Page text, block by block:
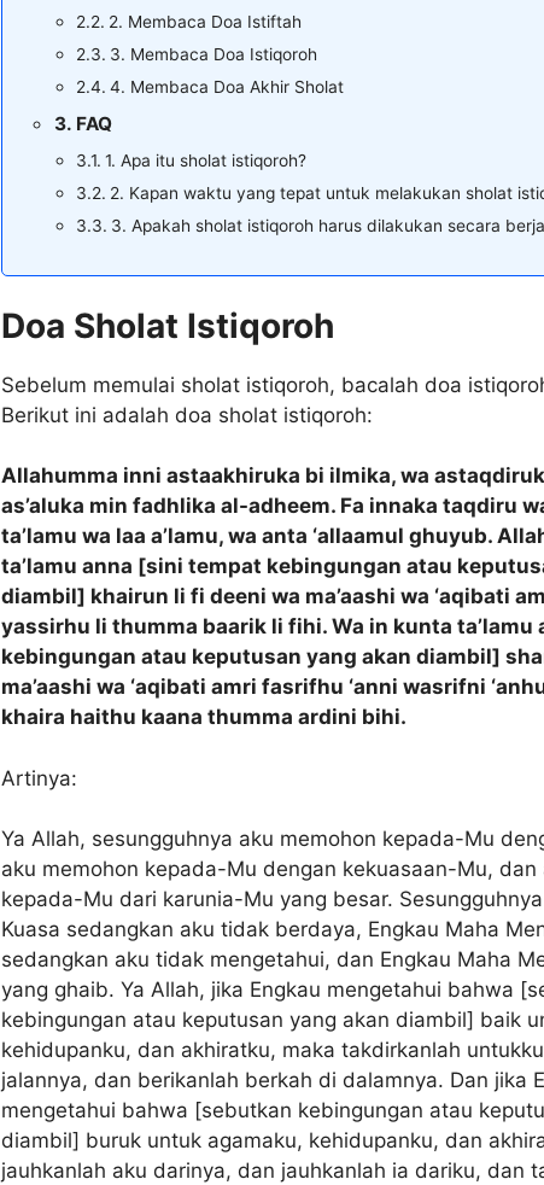
2. Membaca Doa Istiftah
3. Membaca Doa Istiqoroh
4. Membaca Doa Akhir Sholat
FAQ
1. Apa itu sholat istiqoroh?
2. Kapan waktu yang tepat untuk melakukan sholat
3. Apakah sholat istiqoroh harus dilakukan secara
Doa Sholat Istiqoroh
Sebelum memulai sholat istiqoroh, bacalah doa
Berikut ini adalah doa sholat istiqoroh:
Allahumma inni astaakhiruka bi ilmika, wa
as’aluka min fadhlika al-adheem. Fa innaka taqdiru
ta’lamu wa laa a’lamu, wa anta ‘allaamul ghuyub.
ta’lamu anna [sini tempat kebingungan atau
diambil] khairun li fi deeni wa ma’aashi wa ‘aqibati
yassirhu li thumma baarik li fihi. Wa in kunta ta’lamu
kebingungan atau keputusan yang akan diambil]
ma’aashi wa ‘aqibati amri fasrifhu ‘anni wasrifni
khaira haithu kaana thumma ardini bihi.
Artinya:
Ya Allah, sesungguhnya aku memohon kepada-Mu
aku memohon kepada-Mu dengan kekuasaan-Mu, dan
kepada-Mu dari karunia-Mu yang besar.
Kuasa sedangkan aku tidak berdaya, Engkau Maha
sedangkan aku tidak mengetahui, dan Engkau Maha
yang ghaib. Ya Allah, jika Engkau mengetahui bahwa
kebingungan atau keputusan yang akan diambil] baik
kehidupanku, dan akhiratku, maka takdirkanlah
jalannya, dan berikanlah berkah di dalamnya. Dan jika
mengetahui bahwa [sebutkan kebingungan atau
diambil] buruk untuk agamaku, kehidupanku, dan
jauhkanlah aku darinya, dan jauhkanlah ia dariku, dan